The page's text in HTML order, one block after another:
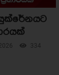
334